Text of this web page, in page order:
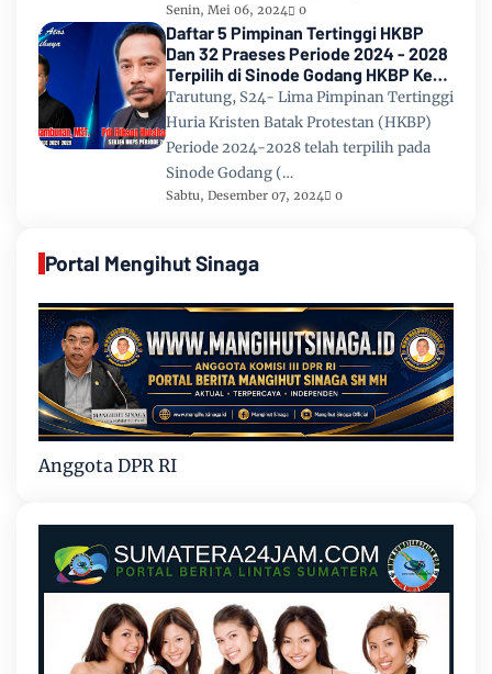
Senin, Mei 06, 2024 0
Daftar 5 Pimpinan Tertinggi HKBP
Dan 32 Praeses Periode 2024 - 2028
Terpilih di Sinode Godang HKBP Ke
67 Tahun 2024
Tarutung, S24- Lima Pimpinan Tertinggi
Huria Kristen Batak Protestan (HKBP)
Periode 2024-2028 telah terpilih pada
Sinode Godang (…
Sabtu, Desember 07, 2024 0
Portal Mengihut Sinaga
Anggota DPR RI